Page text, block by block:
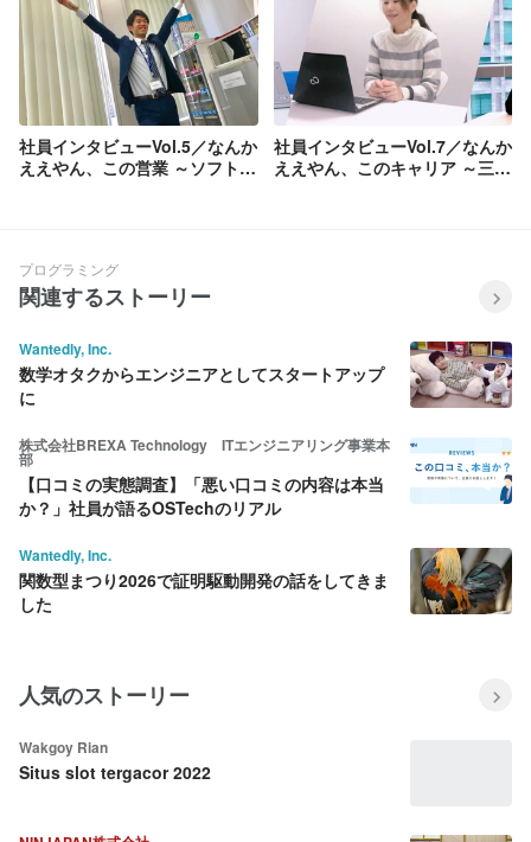
社員インタビューVol.5／なんか
ええやん、この営業 ～ソフトブ
社員インタビューVol.7／なんか
ええやん、このキャリア ～三者
プログラミング
関連するストーリー
Wantedly, Inc.
数学オタクからエンジニアとしてスタートアップ
に
株式会社BREXA Technology ITエンジニアリング事業本
部
【口コミの実態調査】「悪い口コミの内容は本当
か？」社員が語るOSTechのリアル
Wantedly, Inc.
関数型まつり2026で証明駆動開発の話をしてきま
した
人気のストーリー
Wakgoy Rian
Situs slot tergacor 2022